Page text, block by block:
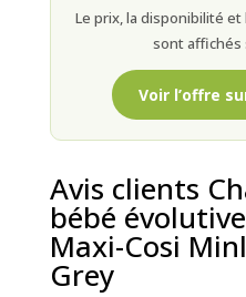
Le prix, la disponibilité
sont affichés
Voir l’offre
Avis clients
bébé
Maxi-Cosi
Grey